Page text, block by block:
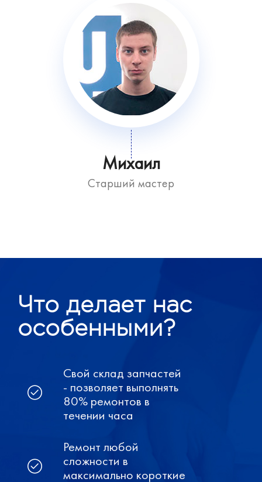
Михаил
Старший мастер
Что делает нас
особенными?
Свой склад запчастей
- позволяет выполнять
80% ремонтов в
течении часа
Ремонт любой
сложности в
максимально короткие